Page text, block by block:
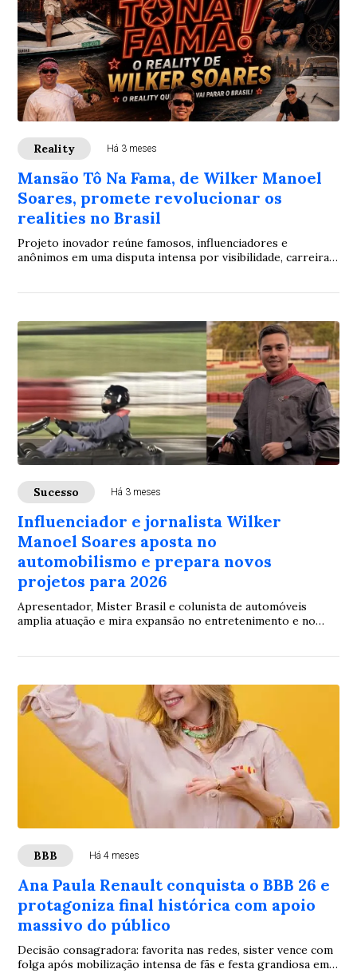
Reality Há 3 meses
Mansão Tô Na Fama, de Wilker Manoel
Soares, promete revolucionar os
realities no Brasil
Projeto inovador reúne famosos, influenciadores e
anônimos em uma disputa intensa por visibilidade, carreira e
Sucesso Há 3 meses
Influenciador e jornalista Wilker
Manoel Soares aposta no
automobilismo e prepara novos
projetos para 2026
Apresentador, Mister Brasil e colunista de automóveis
amplia atuação e mira expansão no entretenimento e no
BBB Há 4 meses
Ana Paula Renault conquista o BBB 26 e
protagoniza final histórica com apoio
massivo do público
Decisão consagradora: favorita nas redes, sister vence com
folga após mobilização intensa de fãs e festa grandiosa em